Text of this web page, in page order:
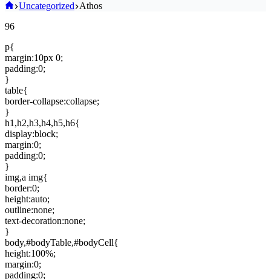
Home
Uncategorized Athos
96
p{
margin:10px 0;
padding:0;
}
table{
border-collapse:collapse;
}
h1,h2,h3,h4,h5,h6{
display:block;
margin:0;
padding:0;
}
img,a img{
border:0;
height:auto;
outline:none;
text-decoration:none;
}
body,#bodyTable,#bodyCell{
height:100%;
margin:0;
padding:0;